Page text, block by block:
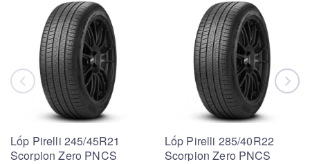
Lốp Pirelli 245/45R21
Scorpion Zero PNCS
Lốp Pirelli 285/40R22
Scorpion Zero PNCS